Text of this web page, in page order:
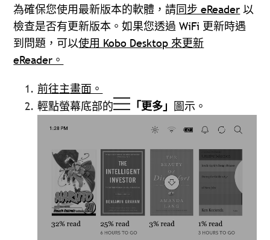
為確保您使用最新版本的軟體，請同步 eReader 以
檢查是否有更新版本。如果您透過 WiFi 更新時遇
到問題，可以使用 Kobo Desktop 來更新
eReader。
前往主畫面。
輕點螢幕底部的
「更多」 圖示。